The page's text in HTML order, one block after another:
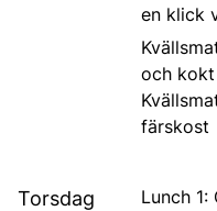
en klick
och
färskost
Torsdag
Lunch